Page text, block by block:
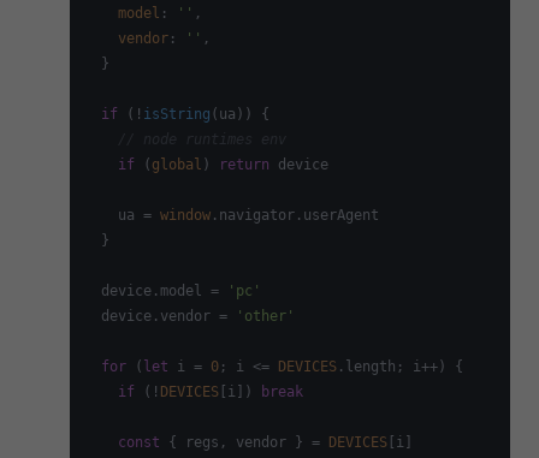
model : '' ,
vendor : '' ,
  }
if (! isString (ua)) {
// node runtimes env
if ( global ) return device
    ua =
window . navigator . userAgent
  }
  device.
model =
'pc'
  device.
vendor = 'other'
for ( let i = 0 ; i <= DEVICES . length ; i++) {
if (! DEVICES [i]) break
const { regs, vendor } = DEVICES [i]